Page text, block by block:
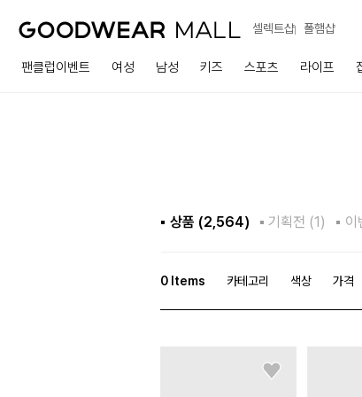
셀렉트샵 폴햄샵
팬클럽이벤트 여성 남성 키즈 스포츠 라이프
상품 (2,564) 기획전 (1) 이
0 Items 카테고리 색상 가격